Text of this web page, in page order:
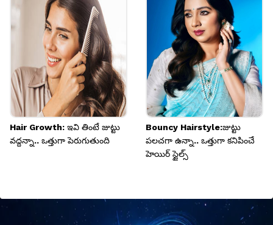
Hair Growth: ఇవి తింటే జుట్టు
వద్దన్నా.. ఒత్తుగా పెరుగుతుంది
Bouncy Hairstyle:జుట్టు
పలచగా ఉన్నా.. ఒత్తుగా కనిపించే
హెయిర్ స్టైల్స్